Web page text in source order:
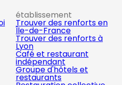
établissement
Trouver des renforts en
Île-de-France
Trouver des renforts à
Lyon
Café et restaurant
indépendant
Groupe d'hôtels et
restaurants